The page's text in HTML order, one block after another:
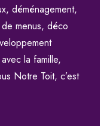
déménagement,
menus, déco
la famille,
Notre Toit, c’est